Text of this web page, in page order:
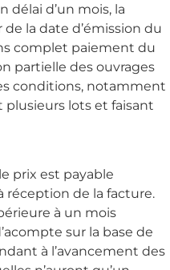
d’un mois, la
la date d’émission du
complet paiement du
partielle des ouvrages
conditions, notamment
lots et faisant
prix est payable
de la facture.
à un mois
sur la base de
à l’avancement des